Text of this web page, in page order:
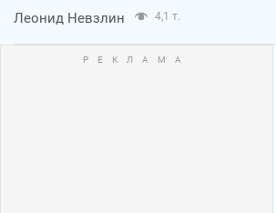
Леонид Невзлин 4,1 т.